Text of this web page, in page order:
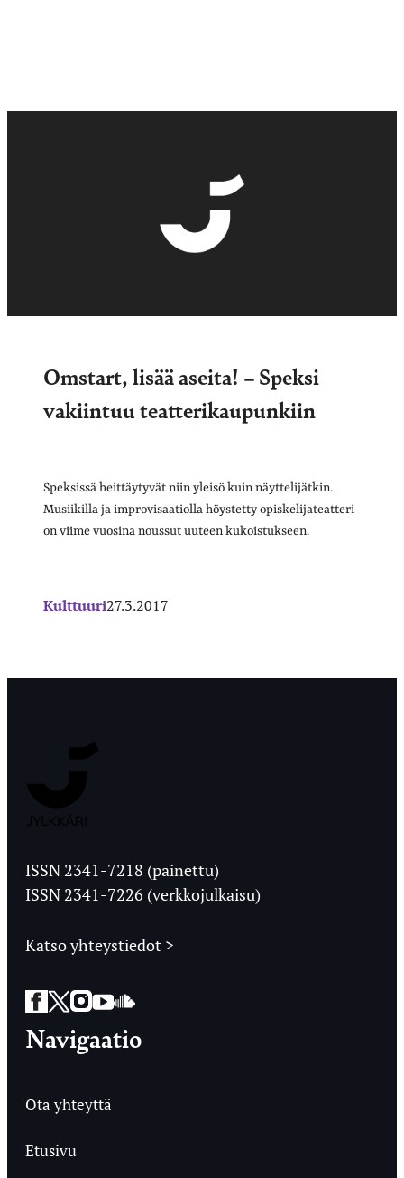
Omstart, lisää aseita! – Speksi
vakiintuu teatterikaupunkiin
Speksissä heittäytyvät niin yleisö kuin näyttelijätkin.
Musiikilla ja improvisaatiolla höystetty opiskelijateatteri
on viime vuosina noussut uuteen kukoistukseen.
Kulttuuri27.3.2017
Ylioppilaslehti
ISSN 2341-7218 (painettu)
ISSN 2341-7226 (verkkojulkaisu)
Katso yhteystiedot >
Facebook
Twitter
Instagram
YouTube
SoundCloud
Navigaatio
Ota yhteyttä
Etusivu